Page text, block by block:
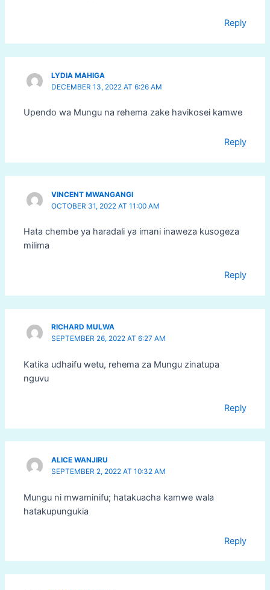
Reply
LYDIA MAHIGA
DECEMBER 13, 2022 AT 6:26 AM
Upendo wa Mungu na rehema zake havikosei kamwe
Reply
VINCENT MWANGANGI
OCTOBER 31, 2022 AT 11:00 AM
Hata chembe ya haradali ya imani inaweza kusogeza
milima
Reply
RICHARD MULWA
SEPTEMBER 26, 2022 AT 6:27 AM
Katika udhaifu wetu, rehema za Mungu zinatupa
nguvu
Reply
ALICE WANJIRU
SEPTEMBER 2, 2022 AT 10:32 AM
Mungu ni mwaminifu; hatakuacha kamwe wala
hatakupungukia
Reply